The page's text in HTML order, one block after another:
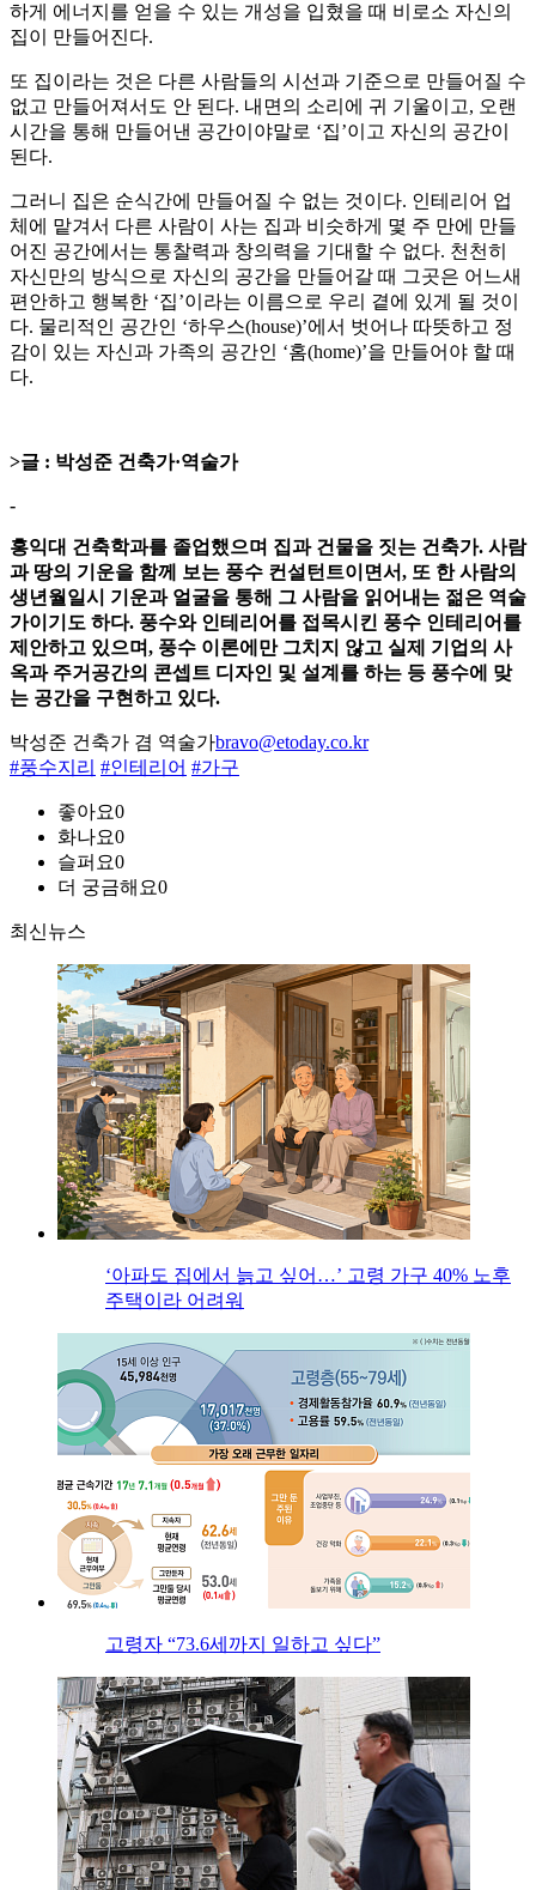
하게 에너지를 얻을 수 있는 개성을 입혔을 때 비로소 자신의
집이 만들어진다.
또 집이라는 것은 다른 사람들의 시선과 기준으로 만들어질 수
없고 만들어져서도 안 된다. 내면의 소리에 귀 기울이고, 오랜
시간을 통해 만들어낸 공간이야말로 ‘집’이고 자신의 공간이
된다.
그러니 집은 순식간에 만들어질 수 없는 것이다. 인테리어 업
체에 맡겨서 다른 사람이 사는 집과 비슷하게 몇 주 만에 만들
어진 공간에서는 통찰력과 창의력을 기대할 수 없다. 천천히
자신만의 방식으로 자신의 공간을 만들어갈 때 그곳은 어느새
편안하고 행복한 ‘집’이라는 이름으로 우리 곁에 있게 될 것이
다. 물리적인 공간인 ‘하우스(house)’에서 벗어나 따뜻하고 정
감이 있는 자신과 가족의 공간인 ‘홈(home)’을 만들어야 할 때
다.
>글 : 박성준 건축가·역술가
-
홍익대 건축학과를 졸업했으며 집과 건물을 짓는 건축가. 사람
과 땅의 기운을 함께 보는 풍수 컨설턴트이면서, 또 한 사람의
생년월일시 기운과 얼굴을 통해 그 사람을 읽어내는 젊은 역술
가이기도 하다. 풍수와 인테리어를 접목시킨 풍수 인테리어를
제안하고 있으며, 풍수 이론에만 그치지 않고 실제 기업의 사
옥과 주거공간의 콘셉트 디자인 및 설계를 하는 등 풍수에 맞
는 공간을 구현하고 있다.
박성준 건축가 겸 역술가bravo@etoday.co.kr
#풍수지리 #인테리어 #가구
좋아요0
화나요0
슬퍼요0
더 궁금해요0
최신뉴스
‘아파도 집에서 늙고 싶어…’ 고령 가구 40% 노후
주택이라 어려워
고령자 “73.6세까지 일하고 싶다”